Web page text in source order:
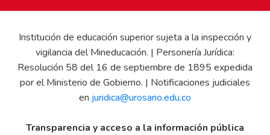
Institución de educación superior sujeta a la inspección y
vigilancia del Mineducación. | Personería Jurídica:
Resolución 58 del 16 de septiembre de 1895 expedida
por el Ministerio de Gobierno. | Notificaciones judiciales
en juridica@urosario.edu.co
Transparencia y acceso a la información pública